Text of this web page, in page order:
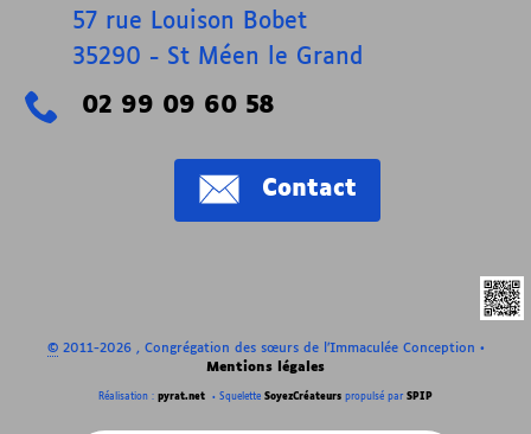
57 rue Louison Bobet
35290 - St Méen le Grand
02 99 09 60 58
Contact
©2011-2026 , Congrégation des sœurs de l’Immaculée Conception •
Mentions légales
Réalisation : pyrat.net • Squelette SoyezCréateurs propulsé par SPIP